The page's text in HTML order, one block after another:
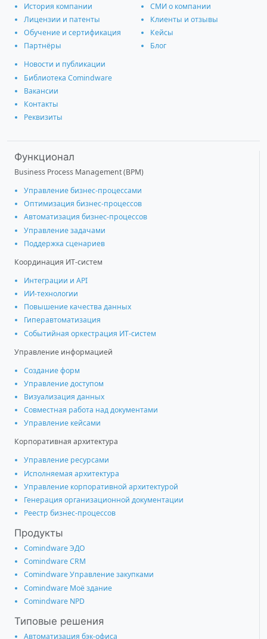
История компании
Лицензии и патенты
Обучение и сертификация
Партнёры
СМИ о компании
Клиенты и отзывы
Кейсы
Блог
Новости и публикации
Библиотека Comindware
Вакансии
Контакты
Реквизиты
Функционал
Business Process Management (BPM)
Управление бизнес-процессами
Оптимизация бизнес-процессов
Автоматизация бизнес-процессов
Управление задачами
Поддержка сценариев
Координация ИТ-систем
Интеграции и АРІ
ИИ-технологии
Повышение качества данных
Гиперавтоматизация
Событийная оркестрация ИТ-систем
Управление информацией
Создание форм
Управление доступом
Визуализация данных
Совместная работа над документами
Управление кейсами
Корпоративная архитектура
Управление ресурсами
Исполняемая архитектура
Управление корпоративной архитектурой
Генерация организационной документации
Реестр бизнес-процессов
Продукты
Comindware ЭДО
Comindware CRM
Comindware Управление закупками
Comindware Моё здание
Comindware NPD
Типовые решения
Автоматизация бэк-офиса